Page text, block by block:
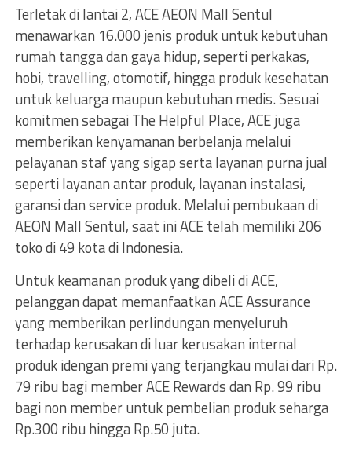
Terletak di lantai 2, ACE AEON Mall Sentul
menawarkan 16.000 jenis produk untuk kebutuhan
rumah tangga dan gaya hidup, seperti perkakas,
hobi, travelling, otomotif, hingga produk kesehatan
untuk keluarga maupun kebutuhan medis. Sesuai
komitmen sebagai The Helpful Place, ACE juga
memberikan kenyamanan berbelanja melalui
pelayanan staf yang sigap serta layanan purna jual
seperti layanan antar produk, layanan instalasi,
garansi dan service produk. Melalui pembukaan di
AEON Mall Sentul, saat ini ACE telah memiliki 206
toko di 49 kota di Indonesia.
Untuk keamanan produk yang dibeli di ACE,
pelanggan dapat memanfaatkan ACE Assurance
yang memberikan perlindungan menyeluruh
terhadap kerusakan di luar kerusakan internal
produk idengan premi yang terjangkau mulai dari Rp.
79 ribu bagi member ACE Rewards dan Rp. 99 ribu
bagi non member untuk pembelian produk seharga
Rp.300 ribu hingga Rp.50 juta.